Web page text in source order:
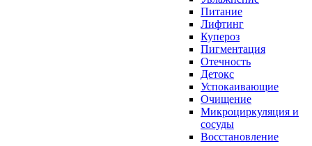
Питание
Лифтинг
Купероз
Пигментация
Отечность
Детокс
Успокаивающие
Очищение
Микроциркуляция и
сосуды
Восстановление